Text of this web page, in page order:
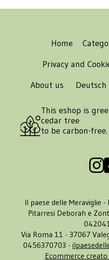
Home
Privacy and
About us
Deutsch
This eshop is
cedar tree
to be carbon-free.
Il paese delle Meraviglie -
Pitarresi Deborah e
Via Roma 11 - 37067
0456370703 -
Ecommerce creato